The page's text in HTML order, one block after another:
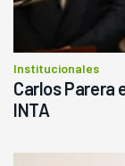
Institucionales
Carlos Parera
INTA